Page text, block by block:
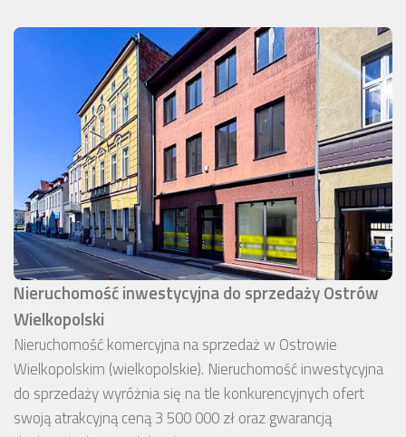
Nieruchomość inwestycyjna do sprzedaży Ostrów
Wielkopolski
Nieruchomość komercyjna na sprzedaż w Ostrowie
Wielkopolskim (wielkopolskie). Nieruchomość inwestycyjna
do sprzedaży wyróżnia się na tle konkurencyjnych ofert
swoją atrakcyjną ceną 3 500 000 zł oraz gwarancją